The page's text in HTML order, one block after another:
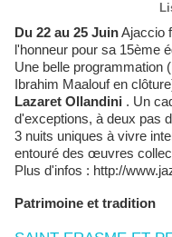
Du 22 au 25 JuinAjaccio
l'honneur pour sa 15ème
Une belle programmation
Ibrahim Maalouf en clôture
Lazaret Ollandini . Un
d'exceptions, à deux pas
3 nuits uniques à vivre
entouré des œuvres
Plus d'infos : http://
Patrimoine et tradition